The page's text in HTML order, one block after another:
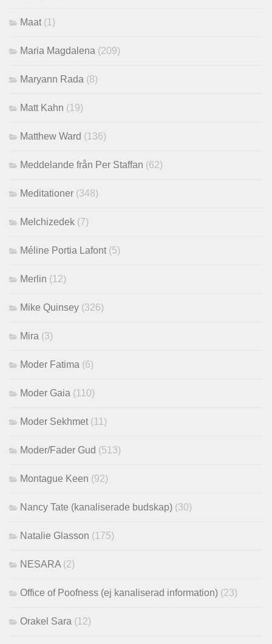
Maat (1)
Maria Magdalena (209)
Maryann Rada (8)
Matt Kahn (19)
Matthew Ward (136)
Meddelande från Per Staffan (62)
Meditationer (348)
Melchizedek (7)
Méline Portia Lafont (5)
Merlin (12)
Mike Quinsey (326)
Mira (3)
Moder Fatima (6)
Moder Gaia (110)
Moder Sekhmet (11)
Moder/Fader Gud (513)
Montague Keen (92)
Nancy Tate (kanaliserade budskap) (30)
Natalie Glasson (175)
NESARA (2)
Office of Poofness (ej kanaliserad information) (23)
Orakel Sara (12)